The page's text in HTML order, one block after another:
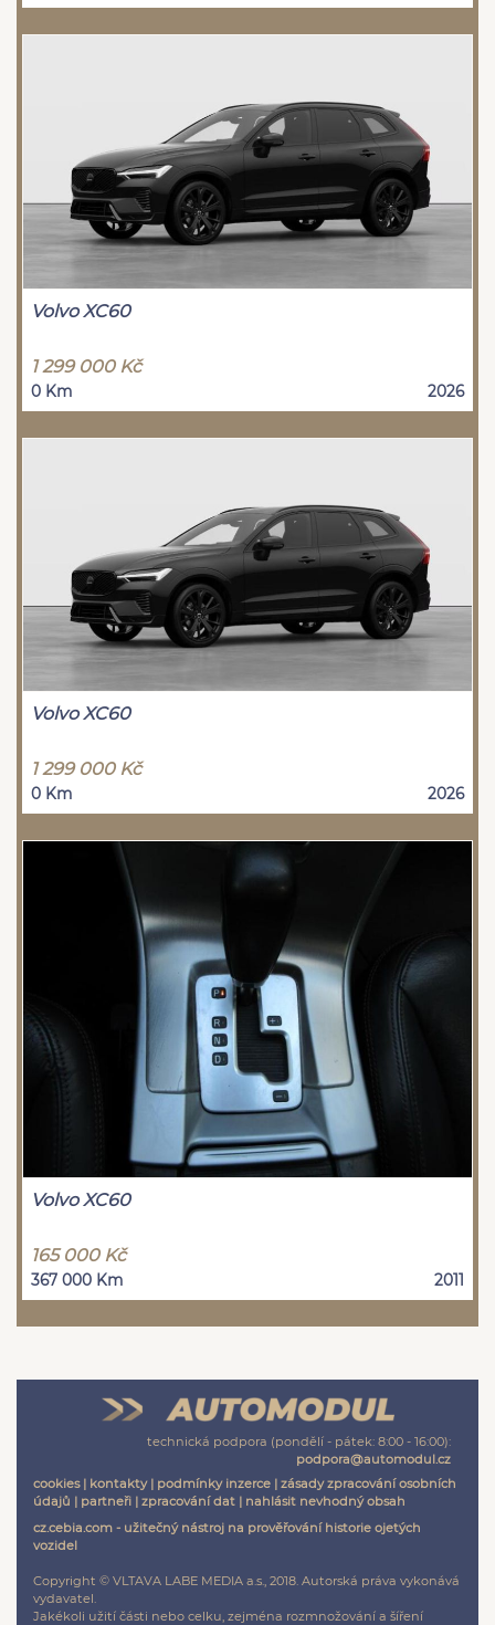
Volvo XC60
1 299 000 Kč
0 Km 2026
Volvo XC60
1 299 000 Kč
0 Km 2026
Volvo XC60
165 000 Kč
367 000 Km 2011
technická podpora (pondělí - pátek: 8:00 - 16:00):
podpora@automodul.cz
cookies| kontakty| podmínky inzerce | zásady zpracování osobních
údajů | partneři | zpracování dat | nahlásit nevhodný obsah
cz.cebia.com - užitečný nástroj na prověřování historie ojetých
vozidel
Copyright © VLTAVA LABE MEDIA a.s., 2018. Autorská práva vykonává
vydavatel.
Jakékoli užití části nebo celku, zejména rozmnožování a šíření